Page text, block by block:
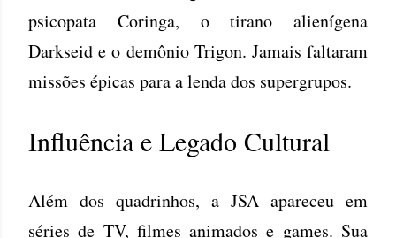
psicopata Coringa, o tirano alienígena
Darkseid e o demônio Trigon. Jamais faltaram
missões épicas para a lenda dos supergrupos.
Influência e Legado Cultural
Além dos quadrinhos, a JSA apareceu em
séries de TV, filmes animados e games. Sua